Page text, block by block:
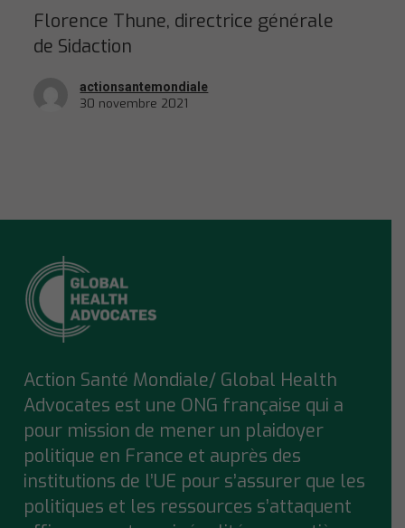
Florence Thune, directrice générale
de Sidaction
actionsantemondiale
30 novembre 2021
Action Santé Mondiale/ Global Health
Advocates est une ONG française qui a
pour mission de mener un plaidoyer
politique en France et auprès des
institutions de l’UE pour s’assurer que les
politiques et les ressources s’attaquent